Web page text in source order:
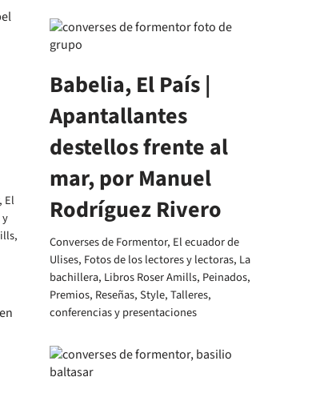
, El
,
Babelia, El País |
Apantallantes
destellos frente al
mar, por Manuel
Rodríguez Rivero
Converses de Formentor, El ecuador de
Ulises, Fotos de los lectores y lectoras, La
bachillera, Libros Roser Amills, Peinados,
Premios, Reseñas,Style,Talleres,
conferencias y presentaciones